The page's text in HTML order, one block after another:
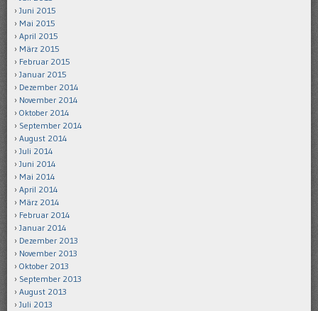
Juni 2015
Mai 2015
April 2015
März 2015
Februar 2015
Januar 2015
Dezember 2014
November 2014
Oktober 2014
September 2014
August 2014
Juli 2014
Juni 2014
Mai 2014
April 2014
März 2014
Februar 2014
Januar 2014
Dezember 2013
November 2013
Oktober 2013
September 2013
August 2013
Juli 2013